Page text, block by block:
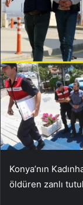
Konya’nın
öldüren zanlı